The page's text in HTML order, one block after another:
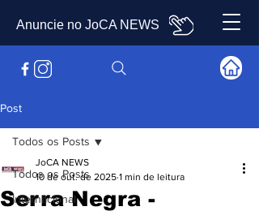
Anuncie no JoCA NEWS
Post
Todos os Posts
Internacional
Todos os Posts
Serra Negra -
JoCA NEWS
10 de out. de 2025 1 min de leitura